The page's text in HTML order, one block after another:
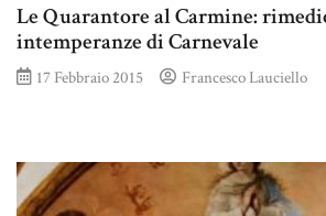
Le Quarantore al Carmine:
intemperanze di Carnevale
17 Febbraio 2015 Francesco Lauciello